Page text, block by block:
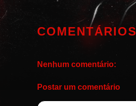
COMENTÁRIOS
Nenhum comentário:
Postar um comentário